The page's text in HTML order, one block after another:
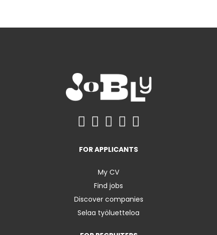
FOR APPLICANTS
My CV
Find jobs
Discover companies
Selaa työluetteloa